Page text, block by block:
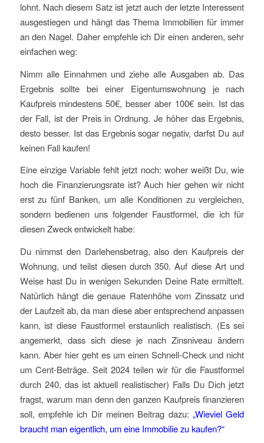
lohnt. Nach diesem Satz ist jetzt auch der letzte Interessent
ausgestiegen und hängt das Thema Immobilien für immer
an den Nagel. Daher empfehle ich Dir einen anderen, sehr
einfachen weg:
Nimm alle Einnahmen und ziehe alle Ausgaben ab. Das
Ergebnis sollte bei einer Eigentumswohnung je nach
Kaufpreis mindestens 50€, besser aber 100€ sein. Ist das
der Fall, ist der Preis in Ordnung. Je höher das Ergebnis,
desto besser. Ist das Ergebnis sogar negativ, darfst Du auf
keinen Fall kaufen!
Eine einzige Variable fehlt jetzt noch: woher weißt Du, wie
hoch die Finanzierungsrate ist? Auch hier gehen wir nicht
erst zu fünf Banken, um alle Konditionen zu vergleichen,
sondern bedienen uns folgender Faustformel, die ich für
diesen Zweck entwickelt habe:
Du nimmst den Darlehensbetrag, also den Kaufpreis der
Wohnung, und teilst diesen durch 350. Auf diese Art und
Weise hast Du in wenigen Sekunden Deine Rate ermittelt.
Natürlich hängt die genaue Ratenhöhe vom Zinssatz und
der Laufzeit ab, da man diese aber entsprechend anpassen
kann, ist diese Faustformel erstaunlich realistisch. (Es sei
angemerkt, dass sich diese je nach Zinsniveau ändern
kann. Aber hier geht es um einen Schnell-Check und nicht
um Cent-Beträge. Seit 2024 teilen wir für die Faustformel
durch 240, das ist aktuell realistischer) Falls Du Dich jetzt
fragst, warum man denn den ganzen Kaufpreis finanzieren
soll, empfehle ich Dir meinen Beitrag dazu:„Wieviel Geld
braucht man eigentlich, um eine Immobilie zu kaufen?“